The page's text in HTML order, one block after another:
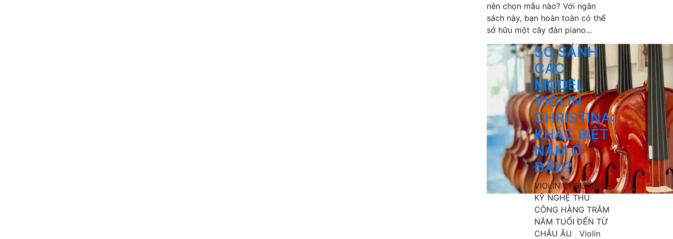
nên chọn mẫu nào? Với ngân
sách này, bạn hoàn toàn có thể
sở hữu một cây đàn piano...
SO SÁNH
CÁC
MODEL
VIOLIN
CHRISTINA:
KHÁC BIỆT
NẰM Ở
ĐÂU?
VIOLIN CHRISTINA –
KỸ NGHỆ THỦ
CÔNG HÀNG TRĂM
NĂM TUỔI ĐẾN TỪ
CHÂU ÂU Violin